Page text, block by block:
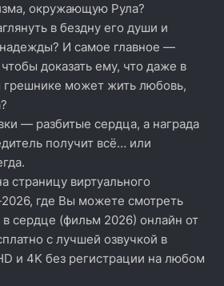
окружающую Рула?
в бездну его души и
надежды? И самое главное —
доказать ему, что даже в
может жить любовь,
— разбитые сердца, а награда
получит всё… или
страницу виртуального
где Вы можете смотреть
сердце (фильм 2026) онлайн от
с лучшей озвучкой в
и 4K без регистрации на любом